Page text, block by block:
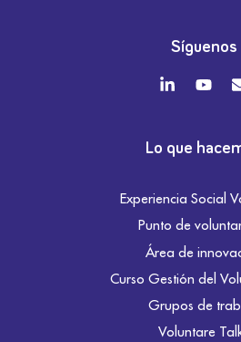
Síguenos
Lo que
Experiencia Social
Punto de
Área de
Curso Gestión del
Grupos de
Voluntare